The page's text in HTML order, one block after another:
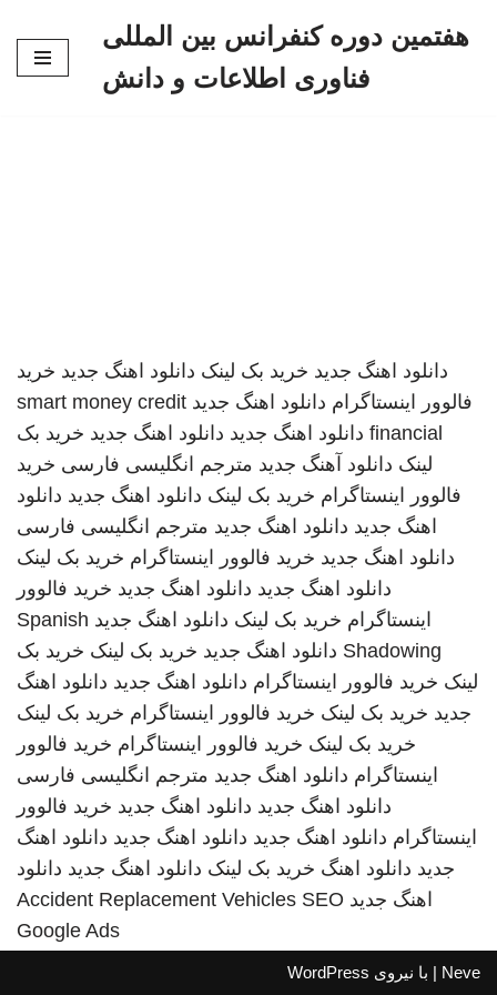
هفتمین دوره کنفرانس بین المللی
فناوری اطلاعات و دانش
دانلود اهنگ جدید خرید بک لینک دانلود اهنگ جدید خرید
فالوور اینستاگرام دانلود اهنگ جدید smart money credit
financial دانلود اهنگ جدید دانلود اهنگ جدید خرید بک
لینک دانلود آهنگ جدید مترجم انگلیسی فارسی خرید
فالوور اینستاگرام خرید بک لینک دانلود اهنگ جدید دانلود
اهنگ جدید دانلود اهنگ جدید مترجم انگلیسی فارسی
دانلود اهنگ جدید خرید فالوور اینستاگرام خرید بک لینک
دانلود اهنگ جدید دانلود اهنگ جدید خرید فالوور
اینستاگرام خرید بک لینک دانلود اهنگ جدید Spanish
Shadowing دانلود اهنگ جدید خرید بک لینک خرید بک
لینک خرید فالوور اینستاگرام دانلود اهنگ جدید دانلود اهنگ
جدید خرید بک لینک خرید فالوور اینستاگرام خرید بک لینک
خرید بک لینک خرید فالوور اینستاگرام خرید فالوور
اینستاگرام دانلود اهنگ جدید مترجم انگلیسی فارسی
دانلود اهنگ جدید دانلود اهنگ جدید خرید فالوور
اینستاگرام دانلود اهنگ جدید دانلود اهنگ جدید دانلود اهنگ
جدید دانلود اهنگ خرید بک لینک دانلود اهنگ جدید دانلود
اهنگ جدید
Accident Replacement Vehicles SEO
Google Ads
Neve | با نیروی WordPress